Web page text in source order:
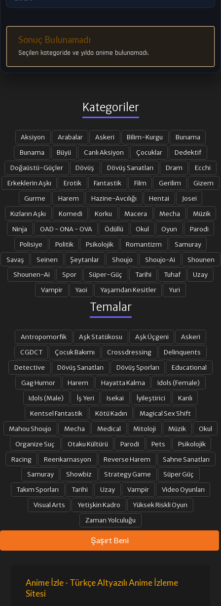
Sonuç Bulunamadı
Seçilen kategoride ve yılda anime bulunamadı.
Kategoriler
Aksiyon Arabalar Askeri Bilim-Kurgu
Bunama
Bunama
Büyü Canlı Aksiyon Çocuklar
Dedektif
Doğaüstü-Güçler
Dövüş Dövüş Sanatları Dram
Ecchi
Erkeklerin Aşkı
Erotik Fantastik Film Gerilim
Gizem
Gurme
Harem Hazine-Avcılığı Hentai
Josei
Kızların Aşkı
Komedi Korku Macera Mecha
Müzik
Ninja
OAD - ONA - OVA Ödüllü Okul Oyun
Parodi
Polisiye
Politik Psikolojik Romantizm
Samuray
Savaş
Seinen Şeytanlar Shoujo Shoujo-Ai
Shounen
Shounen-Ai
Spor Süper-Güç Tarihi Tuhaf
Uzay
Vampir
Yaoi Yaşamdan Kesitler Yuri
Temalar
Antropomorfik Aşk Statükosu Aşk Üçgeni
Askeri
CGDCT
Çocuk Bakımı Crossdressing
Delinquents
Detective
Dövüş Sanatları Dövüş Sporları
Educational
Gag Humor
Harem Hayatta Kalma
Idols (Female)
Idols (Male)
İş Yeri Isekai İyileştirici
Kanlı
Kentsel Fantastik
Kötü Kadın
Magical Sex Shift
Mahou Shoujo
Mecha Medical Mitoloji Müzik
Okul
Organize Suç
Otaku Kültürü Parodi Pets
Psikolojik
Racing
Reenkarnasyon Reverse Harem
Sahne Sanatları
Samuray
Showbiz Strategy Game
Süper Güç
Takım Sporları
Tarihi Uzay Vampir
Video Oyunları
Visual Arts
Yetişkin Kadro
Yüksek Riskli Oyun
Zaman Yolculuğu
Şaşırt Beni
Anime İzle - Türkçe Altyazılı Anime İzleme
Sitesi